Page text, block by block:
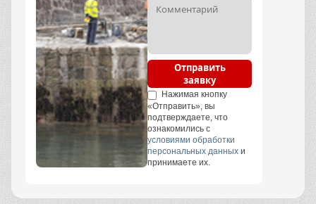
Отправить
заявку
Нажимая кнопку
«Отправить», вы
подтверждаете, что
ознакомились с
условиями обработки
персональных данных и
принимаете их.